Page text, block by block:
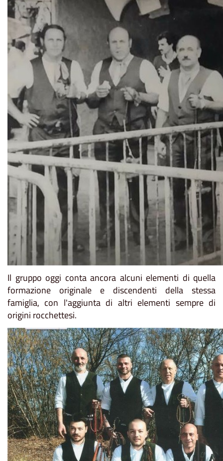
Il gruppo oggi conta ancora alcuni elementi di quella
formazione originale e discendenti della stessa
famiglia, con l'aggiunta di altri elementi sempre di
origini rocchettesi.